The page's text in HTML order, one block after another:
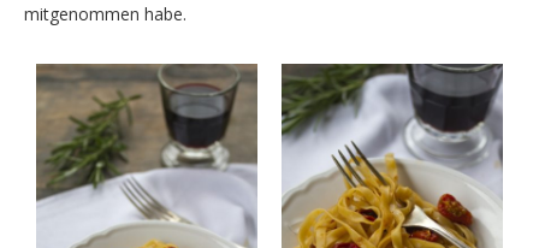
mitgenommen habe.